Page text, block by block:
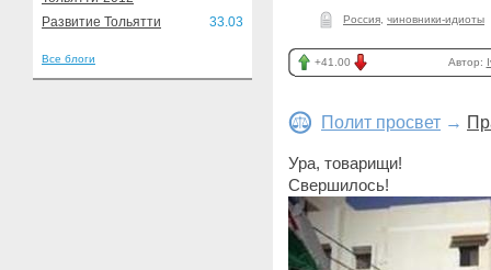
Развитие Тольятти 33.03
Все блоги
Россия чиновники-идиоты
+41.00 Автор:
Полит просвет →
Ура, товарищи!
Свершилось!